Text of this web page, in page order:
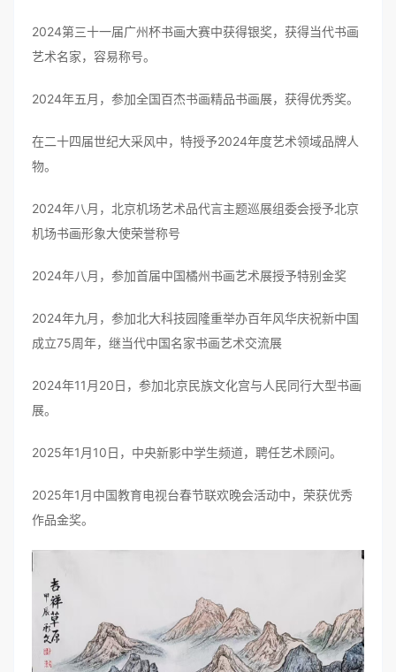
2024第三十一届广州杯书画大赛中获得银奖，获得当代书画
艺术名家，容易称号。
2024年五月，参加全国百杰书画精品书画展，获得优秀奖。
在二十四届世纪大采风中，特授予2024年度艺术领域品牌人
物。
2024年八月，北京机场艺术品代言主题巡展组委会授予北京
机场书画形象大使荣誉称号
2024年八月，参加首届中国橘州书画艺术展授予特别金奖
2024年九月，参加北大科技园隆重举办百年风华庆祝新中国
成立75周年，继当代中国名家书画艺术交流展
2024年11月20日，参加北京民族文化宫与人民同行大型书画
展。
2025年1月10日，中央新影中学生频道，聘任艺术顾问。
2025年1月中国教育电视台春节联欢晚会活动中，荣获优秀
作品金奖。